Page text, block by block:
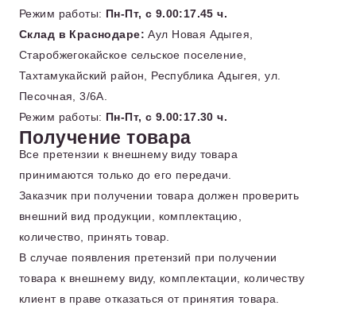
Режим работы: Пн-Пт, с 9.00:17.45 ч.
Склад в Краснодаре: Аул Новая Адыгея,
Старобжегокайское сельское поселение,
Тахтамукайский район, Республика Адыгея, ул.
Песочная, 3/6А.
Режим работы: Пн-Пт, с 9.00:17.30 ч.
Получение товара
Все претензии к внешнему виду товара
принимаются только до его передачи.
Заказчик при получении товара должен проверить
внешний вид продукции, комплектацию,
количество, принять товар.
В случае появления претензий при получении
товара к внешнему виду, комплектации, количеству
клиент в праве отказаться от принятия товара.